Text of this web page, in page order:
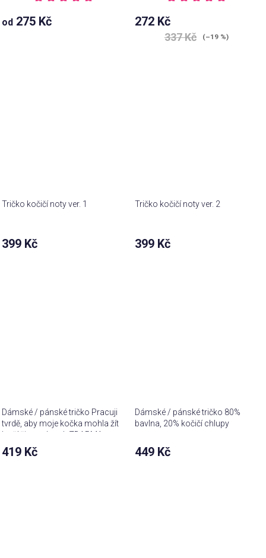
hodnocení
produktu
od 275 Kč
hodnocení
produktu
je
5,0
272 Kč
337 Kč (–19 %)
Tričko kočičí noty ver. 1
399 Kč
Tričko kočičí noty ver. 2
399 Kč
Dámské / pánské tričko Pracuji
tvrdě, aby moje kočka mohla žít
lepší život + hrnek ZDARMA
419 Kč
Dámské / pánské tričko 80%
bavlna, 20% kočičí chlupy
449 Kč